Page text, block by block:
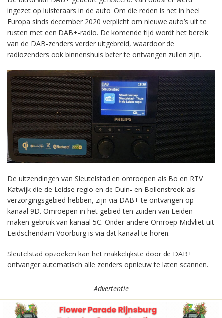
ingezet op luisteraars in de auto. Om die reden is het in heel
Europa sinds december 2020 verplicht om nieuwe auto’s uit te
rusten met een DAB+-radio. De komende tijd wordt het bereik
van de DAB-zenders verder uitgebreid, waardoor de
radiozenders ook binnenshuis beter te ontvangen zullen zijn.
De uitzendingen van Sleutelstad en omroepen als Bo en RTV
Katwijk die de Leidse regio en de Duin- en Bollenstreek als
verzorgingsgebied hebben, zijn via DAB+ te ontvangen op
kanaal 9D. Omroepen in het gebied ten zuiden van Leiden
maken gebruik van kanaal 5C. Onder andere Omroep Midvliet uit
Leidschendam-Voorburg is via dat kanaal te horen.
Sleutelstad opzoeken kan het makkelijkste door de DAB+
ontvanger automatisch alle zenders opnieuw te laten scannen.
Advertentie